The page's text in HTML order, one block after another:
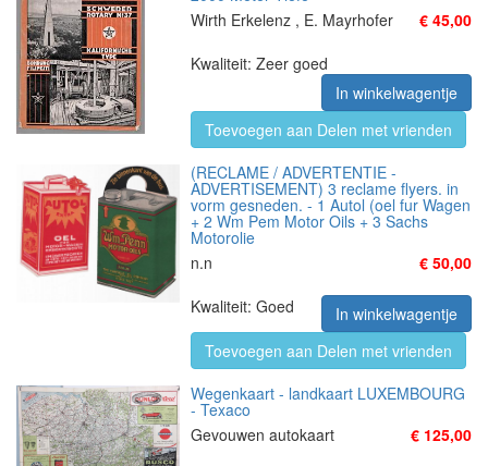
Wirth Erkelenz , E. Mayrhofer
€ 45,00
Kwaliteit: Zeer goed
In winkelwagentje
Toevoegen aan Delen met vrienden
(RECLAME / ADVERTENTIE -
ADVERTISEMENT) 3 reclame flyers. in
vorm gesneden. - 1 Autol (oel fur Wagen
+ 2 Wm Pem Motor Oils + 3 Sachs
Motorolie
n.n
€ 50,00
Kwaliteit: Goed
In winkelwagentje
Toevoegen aan Delen met vrienden
Wegenkaart - landkaart LUXEMBOURG
- Texaco
Gevouwen autokaart
€ 125,00